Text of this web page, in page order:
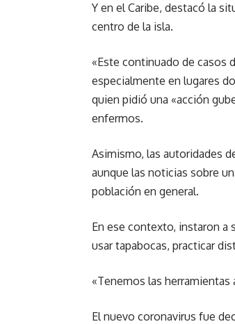
Y en el Caribe, destacó la
centro de la isla.
«Este continuado de casos
especialmente en lugares
quien pidió una «acción
enfermos.
Asimismo, las autoridades
aunque las noticias sobre
población en general.
En ese contexto, instaron a
usar tapabocas, practicar
«Tenemos las
El nuevo coronavirus fue